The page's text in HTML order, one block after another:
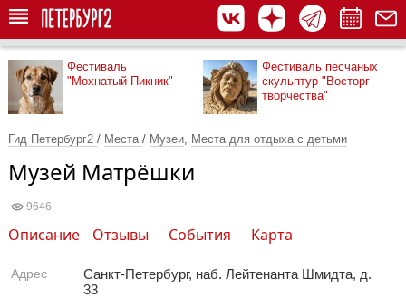
Фестиваль
"Мохнатый Пикник"
Фестиваль песчаных
скульптур "Восторг
творчества"
Гид Петербург2 / Места / Музеи, Места для отдыха с детьми
Музей Матрёшки
9646
Описание Отзывы События Карта
Адрес
Санкт-Петербург, наб. Лейтенанта Шмидта, д.
33